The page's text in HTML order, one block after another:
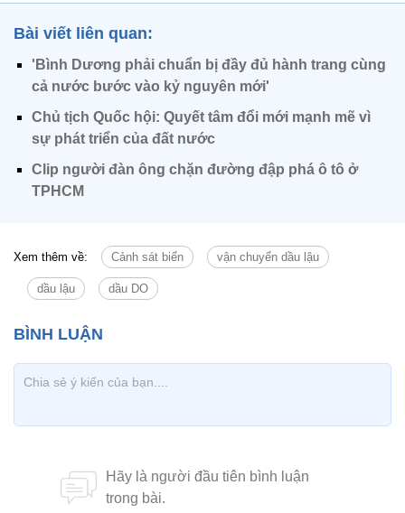
Bài viết liên quan:
'Bình Dương phải chuẩn bị đầy đủ hành trang cùng
cả nước bước vào kỷ nguyên mới'
Chủ tịch Quốc hội: Quyết tâm đổi mới mạnh mẽ vì
sự phát triển của đất nước
Clip người đàn ông chặn đường đập phá ô tô ở
TPHCM
Xem thêm về: Cảnh sát biển vận chuyển dầu lậu
dầu lậu dầu DO